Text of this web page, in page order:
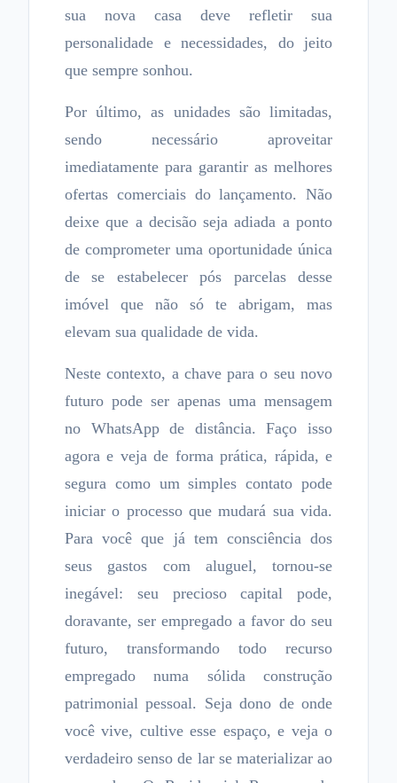
sua nova casa deve refletir sua
personalidade e necessidades, do jeito
que sempre sonhou.
Por último, as unidades são limitadas,
sendo necessário aproveitar
imediatamente para garantir as melhores
ofertas comerciais do lançamento. Não
deixe que a decisão seja adiada a ponto
de comprometer uma oportunidade única
de se estabelecer pós parcelas desse
imóvel que não só te abrigam, mas
elevam sua qualidade de vida.
Neste contexto, a chave para o seu novo
futuro pode ser apenas uma mensagem
no WhatsApp de distância. Faço isso
agora e veja de forma prática, rápida, e
segura como um simples contato pode
iniciar o processo que mudará sua vida.
Para você que já tem consciência dos
seus gastos com aluguel, tornou-se
inegável: seu precioso capital pode,
doravante, ser empregado a favor do seu
futuro, transformando todo recurso
empregado numa sólida construção
patrimonial pessoal. Seja dono de onde
você vive, cultive esse espaço, e veja o
verdadeiro senso de lar se materializar ao